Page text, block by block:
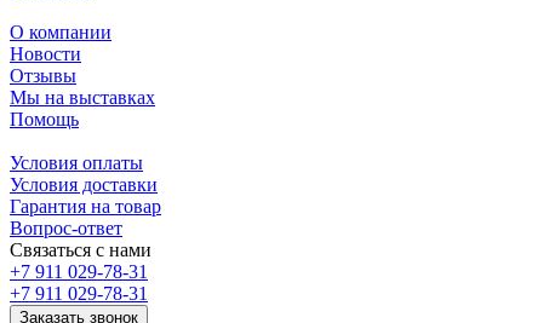
О компании
Новости
Отзывы
Мы на выставках
Помощь
Условия оплаты
Условия доставки
Гарантия на товар
Вопрос-ответ
Связаться с нами
+7 911 029-78-31
+7 911 029-78-31
Заказать звонок